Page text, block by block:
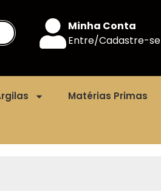
Minha Conta
Entre/Cadastre-se
Matérias Primas